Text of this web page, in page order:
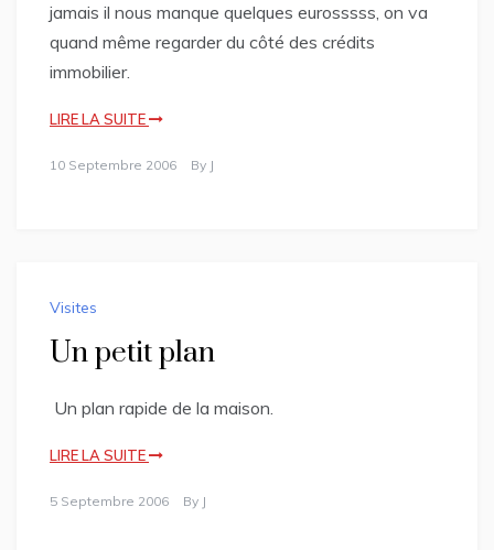
jamais il nous manque quelques eurosssss, on va
quand même regarder du côté des crédits
immobilier.
LIRE LA SUITE
10 Septembre 2006 By J
Visites
Un petit plan
Un plan rapide de la maison.
LIRE LA SUITE
5 Septembre 2006 By J